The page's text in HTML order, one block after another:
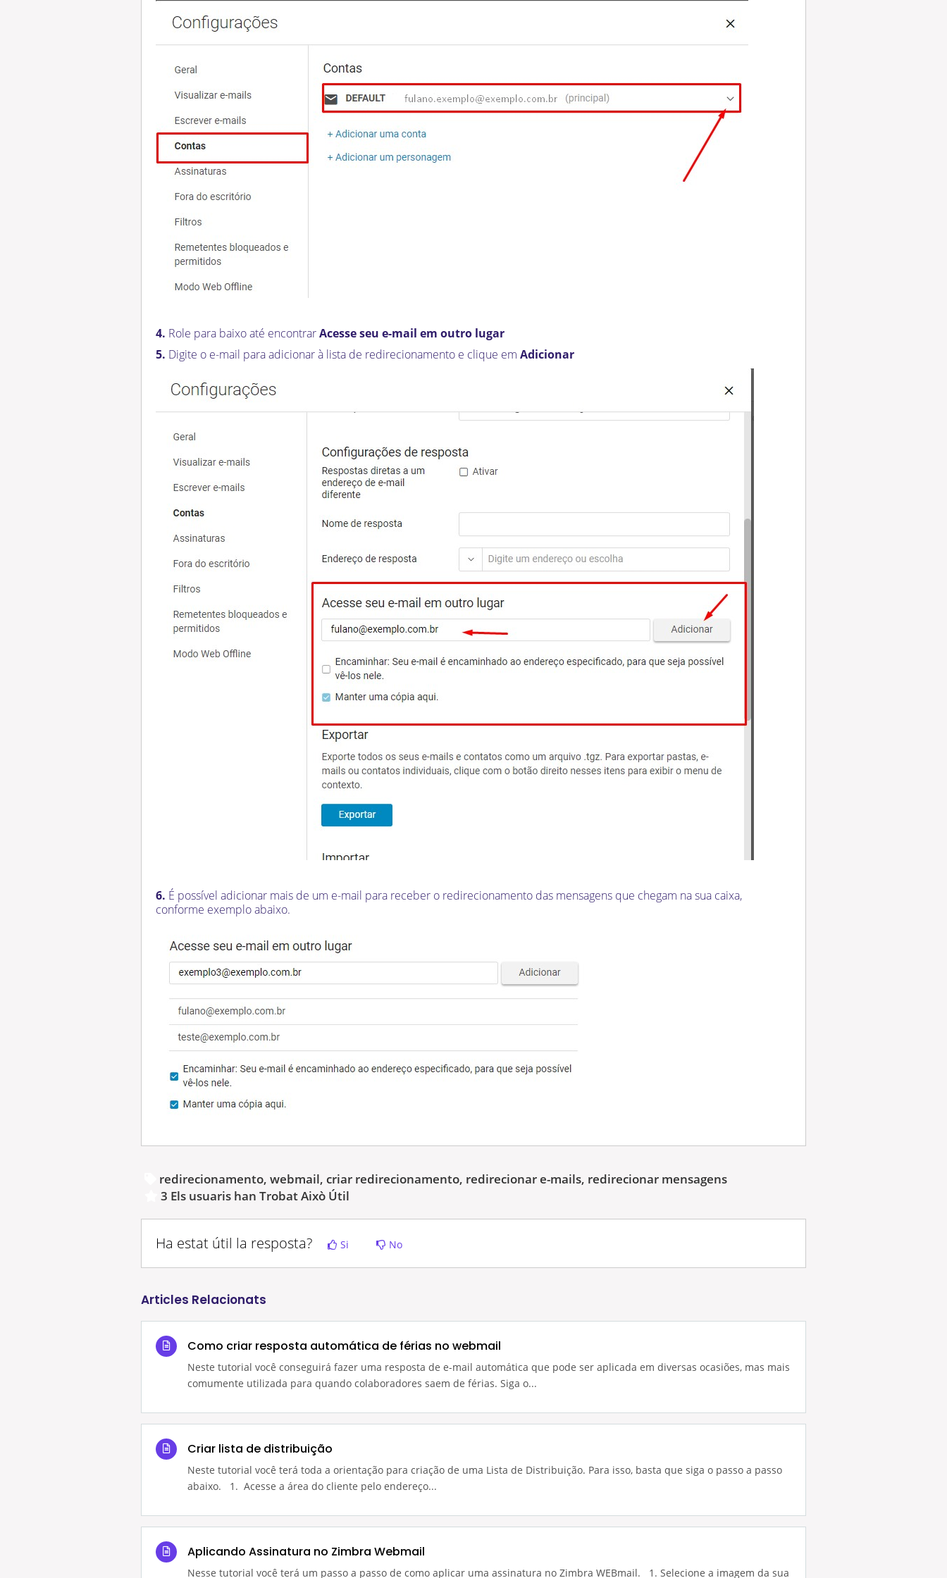
4. Role para baixo até encontrarAcesse seu e-mail em outro lugar
5. Digite o e-mail para adicionar à lista de redirecionamento e clique em Adicionar
6. É possível adicionar mais de um e-mail para receber o redirecionamento das mensagens que chegam na sua caixa,
conforme exemplo abaixo.
redirecionamento, webmail, criar redirecionamento, redirecionar e-mails, redirecionar mensagens
3 Els usuaris han Trobat Això Útil
Ha estat útil la resposta? Si No
Articles Relacionats
Como criar resposta automática de férias no webmail
Neste tutorial você conseguirá fazer uma resposta de e-mail automática que pode ser aplicada em diversas ocasiões, mas mais
comumente utilizada para quando colaboradores saem de férias. Siga o...
Criar lista de distribuição
Neste tutorial você terá toda a orientação para criação de uma Lista de Distribuição. Para isso, basta que siga o passo a passo
abaixo. 1. Acesse a área do cliente pelo endereço...
Aplicando Assinatura no Zimbra Webmail
Nesse tutorial você terá um passo a passo de como aplicar uma assinatura no Zimbra WEBmail. 1. Selecione a imagem da sua